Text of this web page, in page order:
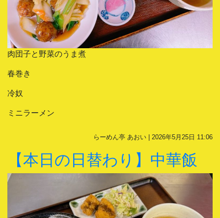
肉団子と野菜のうま煮
春巻き
冷奴
ミニラーメン
らーめん亭 あおい | 2026年5月25日 11:06
【本日の日替わり】中華飯